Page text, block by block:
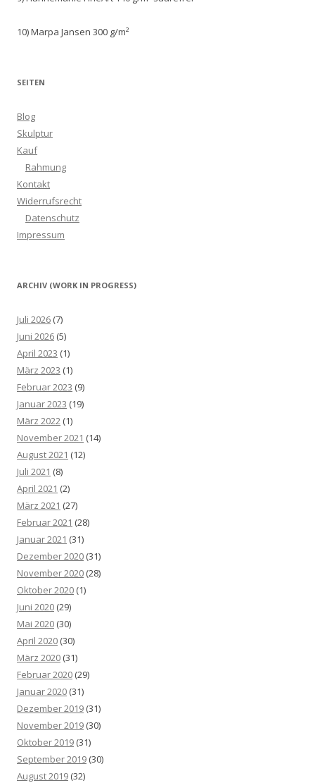
10) Marpa Jansen 300 g/m²
SEITEN
Blog
Skulptur
Kauf
Rahmung
Kontakt
Widerrufsrecht
Datenschutz
Impressum
ARCHIV (WORK IN PROGRESS)
Juli 2026 (7)
Juni 2026 (5)
April 2023 (1)
März 2023 (1)
Februar 2023 (9)
Januar 2023 (19)
März 2022 (1)
November 2021 (14)
August 2021 (12)
Juli 2021 (8)
April 2021 (2)
März 2021 (27)
Februar 2021 (28)
Januar 2021 (31)
Dezember 2020 (31)
November 2020 (28)
Oktober 2020 (1)
Juni 2020 (29)
Mai 2020 (30)
April 2020 (30)
März 2020 (31)
Februar 2020 (29)
Januar 2020 (31)
Dezember 2019 (31)
November 2019 (30)
Oktober 2019 (31)
September 2019 (30)
August 2019 (32)